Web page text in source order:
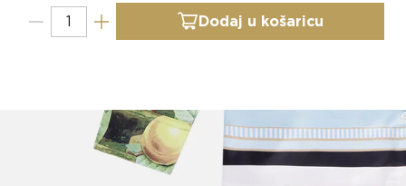
Dodaj u košaricu
Slični proizvodi